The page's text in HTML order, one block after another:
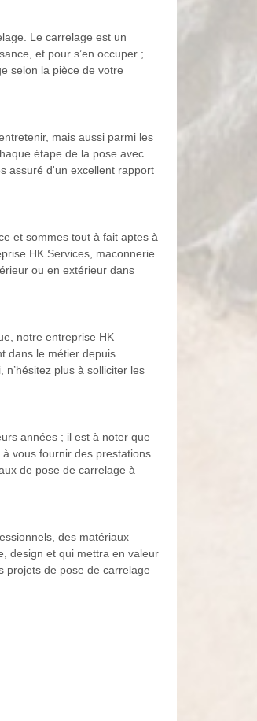
Le carrelage est un
et pour s’en occuper ;
selon la pièce de votre
mais aussi parmi les
étape de la pose avec
assuré d'un excellent rapport
et sommes tout à fait aptes à
HK Services, maconnerie
ou en extérieur dans
notre entreprise HK
dans le métier depuis
plus à solliciter les
années ; il est à noter que
vous fournir des prestations
de pose de carrelage à
des matériaux
design et qui mettra en valeur
projets de pose de carrelage